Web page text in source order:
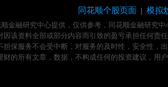
同花顺个股页面 模拟
金融研究中心提供，仅供参考，同花顺金融研究
因该资料全部或部分内容而引致的盈亏承担任何
担保服务不会受中断，对服务的及时性，安全性，
财的所有文章，数据，不构成任何的投资建议，用